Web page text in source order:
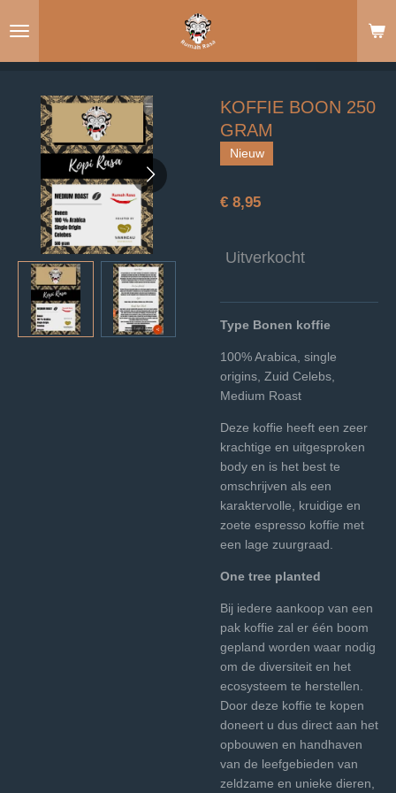
direct
hoofdinhoud
KOFFIE BOON 250
GRAM
Nieuw
€ 8,95
Uitverkocht
Type Bonen koffie
100% Arabica, single
origins, Zuid Celebs,
Medium Roast
Deze koffie heeft een zeer
krachtige en uitgesproken
body en is het best te
omschrijven als een
karaktervolle, kruidige en
zoete espresso koffie met
een lage zuurgraad.
One tree planted
Bij iedere aankoop van een
pak koffie zal er één boom
gepland worden waar nodig
om de diversiteit en het
ecosysteem te herstellen.
Door deze koffie te kopen
doneert u dus direct aan het
opbouwen en handhaven
van de leefgebieden van
zeldzame en unieke dieren,